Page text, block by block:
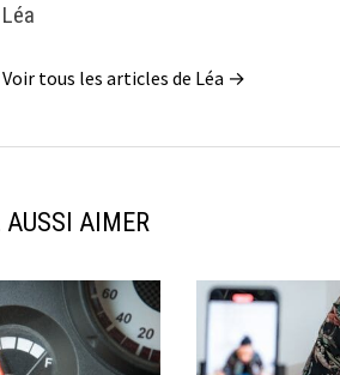
Léa
Voir tous les articles de Léa →
AUSSI AIMER